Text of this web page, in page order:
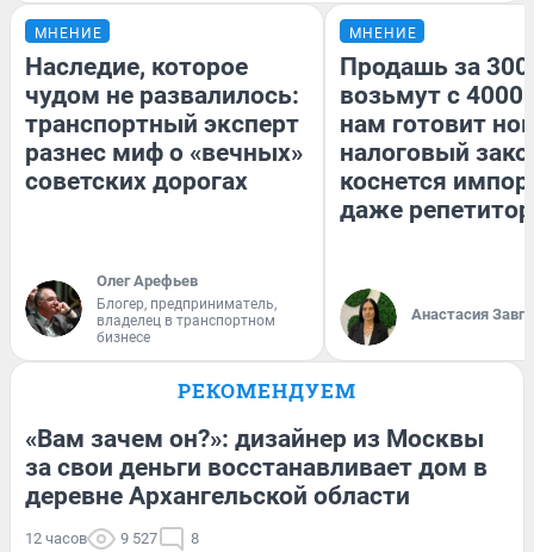
МНЕНИЕ
Наследие, которое
чудом не развалилось:
транспортный эксперт
разнес миф о «вечных»
советских дорогах
Олег Арефьев
Блогер, предприниматель,
владелец в транспортном
бизнесе
МНЕНИЕ
Продашь за
возьмут с
нам готовит
налоговый
коснется
даже
Анастасия
РЕКОМЕНДУЕМ
«Вам зачем он?»: дизайнер из Москвы
за свои деньги восстанавливает дом в
деревне Архангельской области
12 часов 9 527 8